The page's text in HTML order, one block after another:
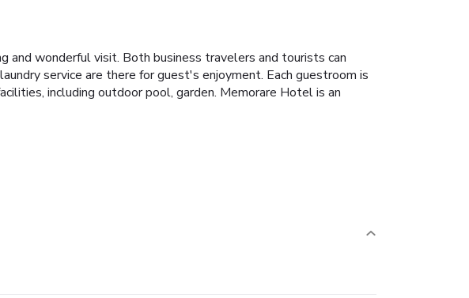
and wonderful visit. Both business travelers and tourists can
service are there for guest's enjoyment. Each guestroom is
including outdoor pool, garden. Memorare Hotel is an